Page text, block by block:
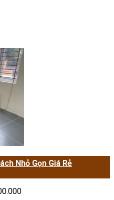
Nhỏ Gọn Giá Rẻ